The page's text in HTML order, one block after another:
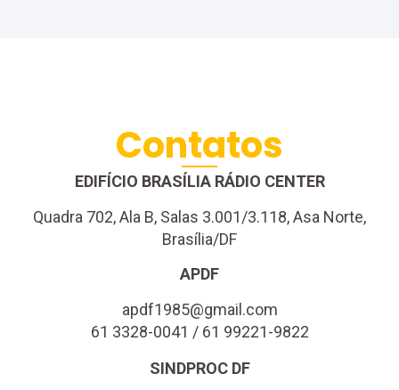
Contatos
EDIFÍCIO BRASÍLIA RÁDIO CENTER
Quadra 702, Ala B, Salas 3.001/3.118, Asa Norte,
Brasília/DF
APDF
apdf1985@gmail.com
61 3328-0041 / 61 99221-9822
SINDPROC DF